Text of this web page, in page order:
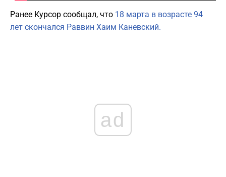
Ранее Курсор сообщал, что 18 марта в возрасте 94
лет скончался Раввин Хаим Каневский.
ad